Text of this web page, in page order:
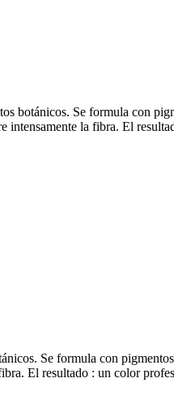
botánicos. Se formula con
intensamente la fibra. El
Se formula con
El resultado : un color